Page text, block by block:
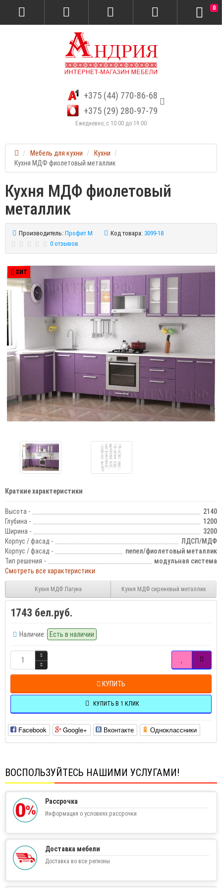
+375 (44) 770-86-68
+375 (29) 280-97-79
Ежедневно, с 10:00 до 19:00
0
Мебель для кухни
Кухни
Кухня МДФ фиолетовый металлик
Кухня МДФ фиолетовый
металлик
Производитель: Профит М Код товара: 3099-18
0 отзывов
ХИТ
Краткие характеристики
Высота -
2140
Глубина -
1200
Ширина -
3200
Корпус / фасад -
ЛДСП/МДФ
Корпус / фасад -
пепел/фиолетовый металлик
Тип решения -
модульная система
Смотреть все характеристики
Кухня МДФ Лагуна Кухня МДФ сиреневый металлик
1743 бел.руб.
Наличие: Есть в наличии
КУПИТЬ
КУПИТЬ В 1 КЛИК
Facebook Google+ Вконтакте Одноклассники
ВОСПОЛЬЗУЙТЕСЬ НАШИМИ УСЛУГАМИ!
Рассрочка
Информация о условиях рассрочки
Доставка мебели
Доставка во все регионы